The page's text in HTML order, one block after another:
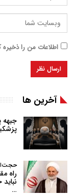
اطلاعات من را ذخیره
آخرین ها
جبهه
راه
…